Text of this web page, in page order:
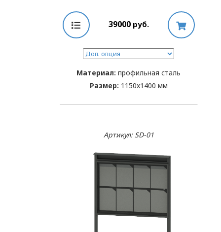
39000 руб.
Материал: профильная сталь
Размер: 1150x1400 мм
Артикул: SD-01